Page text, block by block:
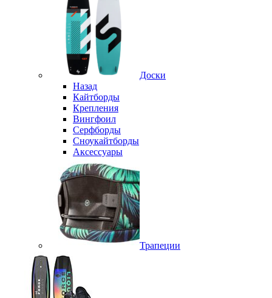
Доски
Назад
Кайтборды
Крепления
Вингфоил
Серфборды
Сноукайтборды
Аксессуары
Трапеции